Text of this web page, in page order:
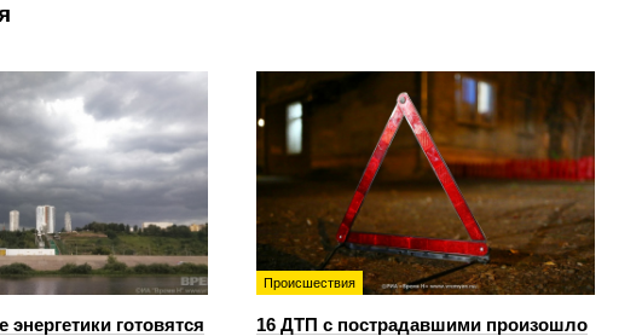
энергетики готовятся
Происшествия
16 ДТП с пострадавшими произошло